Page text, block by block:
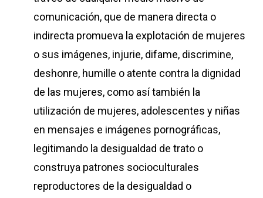
comunicación, que de manera directa o
indirecta promueva la explotación de mujeres
o sus imágenes, injurie, difame, discrimine,
deshonre, humille o atente contra la dignidad
de las mujeres, como así también la
utilización de mujeres, adolescentes y niñas
en mensajes e imágenes pornográficas,
legitimando la desigualdad de trato o
construya patrones socioculturales
reproductores de la desigualdad o